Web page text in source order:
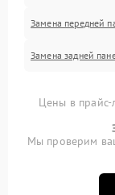
Замена передней
Замена задней
Цены в прайс-
Мы проверим